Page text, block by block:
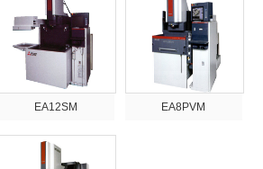
EA12SM EA8PVM